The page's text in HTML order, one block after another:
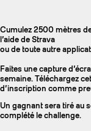
Cumulez 2500 mètres
l’aide de Strava
ou de toute autre
Faites une capture
semaine. Téléchargez
d’inscription comme
Un gagnant sera tiré au
complété le challenge.